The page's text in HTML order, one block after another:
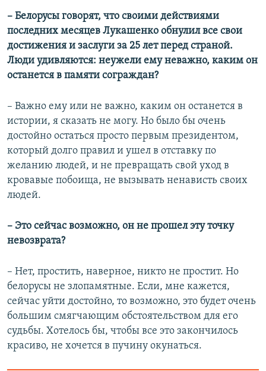
–​ Белорусы говорят, что своими действиями
последних месяцев Лукашенко обнулил все свои
достижения и заслуги за 25 лет перед страной.
Люди удивляются: неужели ему неважно, каким он
останется в памяти сограждан?
– Важно ему или не важно, каким он останется в
истории, я сказать не могу. Но было бы очень
достойно остаться просто первым президентом,
который долго правил и ушел в отставку по
желанию людей, и не превращать свой уход в
кровавые побоища, не вызывать ненависть своих
людей.
–​ Это сейчас возможно, он не прошел эту точку
невозврата?
– Нет, простить, наверное, никто не простит. Но
белорусы не злопамятные. Если, мне кажется,
сейчас уйти достойно, то возможно, это будет очень
большим смягчающим обстоятельством для его
судьбы. Хотелось бы, чтобы все это закончилось
красиво, не хочется в пучину окунаться.